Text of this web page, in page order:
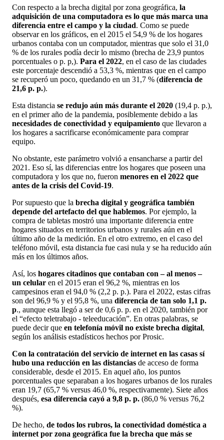
Con respecto a la brecha digital por zona geográfica, la
adquisición de una computadora es lo que más marca una
diferencia entre el campo y la ciudad. Como se puede
observar en los gráficos, en el 2015 el 54,9 % de los hogares
urbanos contaba con un computador, mientras que solo el 31,0
% de los rurales podía decir lo mismo (brecha de 23,9 puntos
porcentuales o p. p,). Para el 2022, en el caso de las ciudades
este porcentaje descendió a 53,3 %, mientras que en el campo
se recuperó un poco, quedando en un 31,7 % (diferencia de
21,6 p. p.).
Esta distancia se redujo aún más durante el 2020 (19,4 p. p.),
en el primer año de la pandemia, posiblemente debido a las
necesidades de conectividad y equipamiento que llevaron a
los hogares a sacrificarse económicamente para comprar
equipo.
No obstante, este parámetro volvió a ensancharse a partir del
2021. Eso sí, las diferencias entre los hogares que poseen una
computadora y los que no, fueron menores en el 2022 que
antes de la crisis del Covid-19.
Por supuesto que la brecha digital y geográfica también
depende del artefacto del que hablemos. Por ejemplo, la
compra de tabletas mostró una importante diferencia entre
hogares situados en territorios urbanos y rurales aún en el
último año de la medición. En el otro extremo, en el caso del
teléfono móvil, esta distancia fue casi nula y se ha reducido aún
más en los últimos años.
Así, los hogares citadinos que contaban con – al menos –
un celular en el 2015 eran el 96,2 %, mientras en los
campesinos eran el 94,0 % (2,2 p. p.). Para el 2022, estas cifras
son del 96,9 % y el 95,8 %, una diferencia de tan solo 1,1 p.
p., aunque esta llegó a ser de 0,6 p. p. en el 2020, también por
el “efecto teletrabajo - teleeducación”. En otras palabras, se
puede decir que en telefonía móvil no existe brecha digital,
según los análisis estadísticos hechos por Prosic.
Con la contratación del servicio de internet en las casas sí
hubo una reducción en las distancias de acceso de forma
considerable, desde el 2015. En aquel año, los puntos
porcentuales que separaban a los hogares urbanos de los rurales
eran 19,7 (65,7 % versus 46,0 %, respectivamente). Siete años
después, esa diferencia cayó a 9,8 p. p. (86,0 % versus 76,2
%).
De hecho, de todos los rubros, la conectividad doméstica a
internet por zona geográfica fue la brecha que más se